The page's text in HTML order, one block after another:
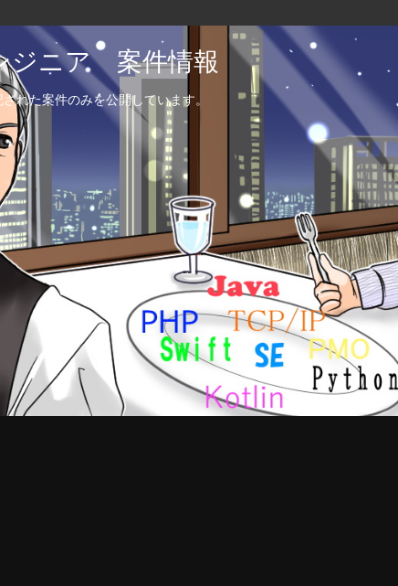
ジニア 案件情報
れた案件のみを公開しています。